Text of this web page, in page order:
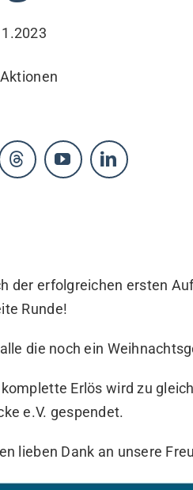
Aktionen
der erfolgreichen ersten
Runde!
die noch ein
komplette Erlös wird zu
e.V. gespendet.
lieben Dank an unsere